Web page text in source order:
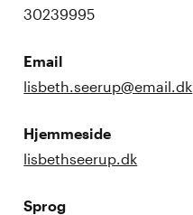
30239995
Email
lisbeth.seerup@email.dk
Hjemmeside
lisbethseerup.dk
Sprog